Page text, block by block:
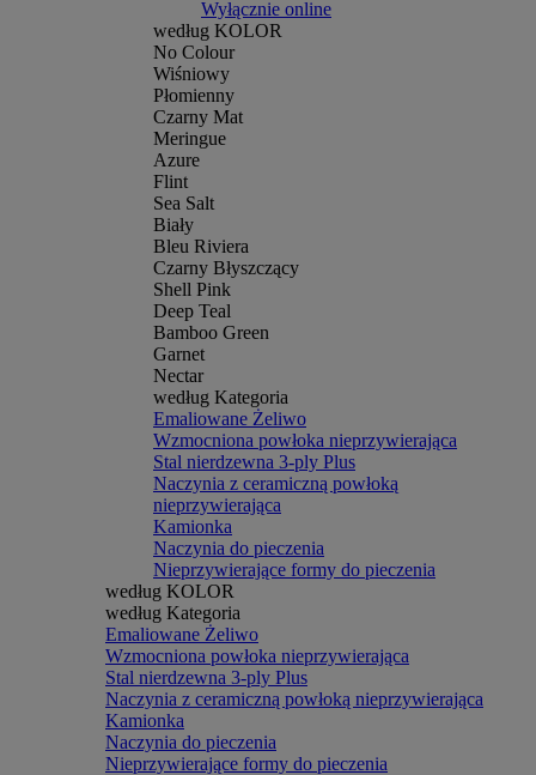
Wyłącznie online
według KOLOR
No Colour
Wiśniowy
Płomienny
Czarny Mat
Meringue
Azure
Flint
Sea Salt
Biały
Bleu Riviera
Czarny Błyszczący
Shell Pink
Deep Teal
Bamboo Green
Garnet
Nectar
według Kategoria
Emaliowane Żeliwo
Wzmocniona powłoka nieprzywierająca
Stal nierdzewna 3-ply Plus
Naczynia z ceramiczną powłoką
nieprzywierająca
Kamionka
Naczynia do pieczenia
Nieprzywierające formy do pieczenia
według KOLOR
według Kategoria
Emaliowane Żeliwo
Wzmocniona powłoka nieprzywierająca
Stal nierdzewna 3-ply Plus
Naczynia z ceramiczną powłoką nieprzywierająca
Kamionka
Naczynia do pieczenia
Nieprzywierające formy do pieczenia